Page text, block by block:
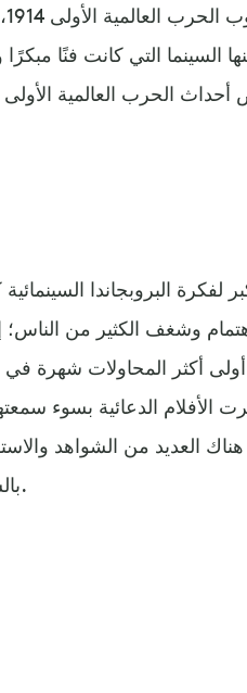
السينما التي كانت فنًا
أحداث الحرب العالمية
لفكرة البروبجاندا
وشغف الكثير من الناس؛
أولى أكثر المحاولات شهرة في
الأفلام الدعائية بسوء
هناك العديد من الشواهد
بالسوء بحسب المعسكر الذي يستخدمها ليس أكثر.